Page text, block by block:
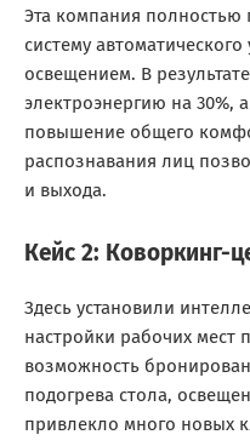
Эта компания полностью
систему
освещением. В
электроэнергию на 30%,
повышение общего
распознавания лиц
и выхода.
Кейс 2: Коворкинг-
Здесь установили
настройки рабочих мест
возможность
подогрева стола,
привлекло много новых